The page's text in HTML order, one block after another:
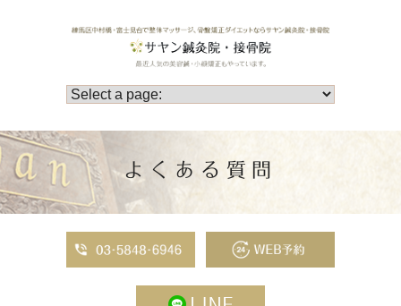
よくある質問